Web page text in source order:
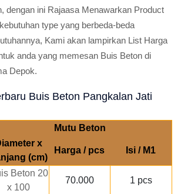
dengan ini Rajaasa Menawarkan Product
type yang berbeda-beda
Kami akan lampirkan List Harga
anda yang memesan Buis Beton di
Depok.
Buis Beton Pangkalan Jati
Mutu Beton
x
(cm)
Harga / pcs Isi / M1
Beton 20
x 100
70.000 1 pcs